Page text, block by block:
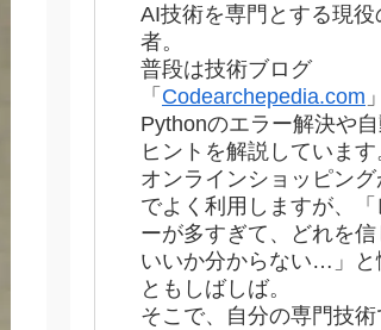
AI技術を専門とする現役
者。
普段は技術ブログ
「 Codearchepedia.com
Pythonのエラー解決や
ヒントを解説しています
オンラインショッピング
でよく利用しますが、「
ーが多すぎて、どれを
いいか分からない…」と
ともしばしば。
そこで、自分の専門技術